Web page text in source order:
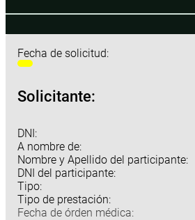
Fecha de solicitud:
Solicitante:
DNI:
A nombre de:
Nombre y Apellido del participante:
DNI del participante:
Tipo:
Tipo de prestación:
Fecha de órden médica: